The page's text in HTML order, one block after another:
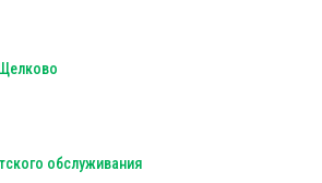
обслуживания